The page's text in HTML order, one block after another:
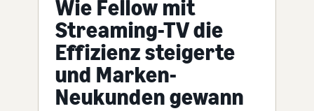
Wie Fellow mit
Streaming-TV die
Effizienz steigerte
und Marken-
Neukunden gewann